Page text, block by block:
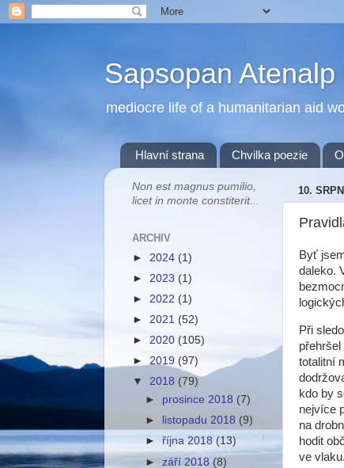
Sapsopan Atenalp
mediocre life of a humanitarian aid
Hlavní strana Chvilka poezie
10.
Byť
daleko.
Při
totalitní
kdo by
nejvíce
na
hodit
ve
Non est magnus pumilio,
licet in monte constiterit...
ARCHIV
► 2024 (1)
► 2023 (1)
► 2022 (1)
► 2021 (52)
► 2020 (105)
► 2019 (97)
▼ 2018 (79)
► prosince 2018 (7)
►
listopadu 2018 (9)
►října 2018(13)
►září 2018(8)